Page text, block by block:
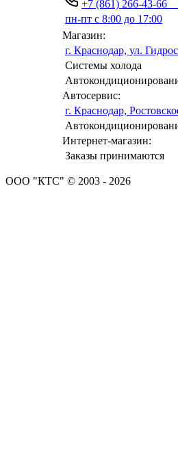
+7 (861) 266-43-66
пн-пт с 8:00 до 17:00
Магазин:
г. Краснодар, ул.
Системы холода
Автосервис:
г. Краснодар,
Интернет-магазин:
Заказы принимаются
ООО "КТС" © 2003 - 2026